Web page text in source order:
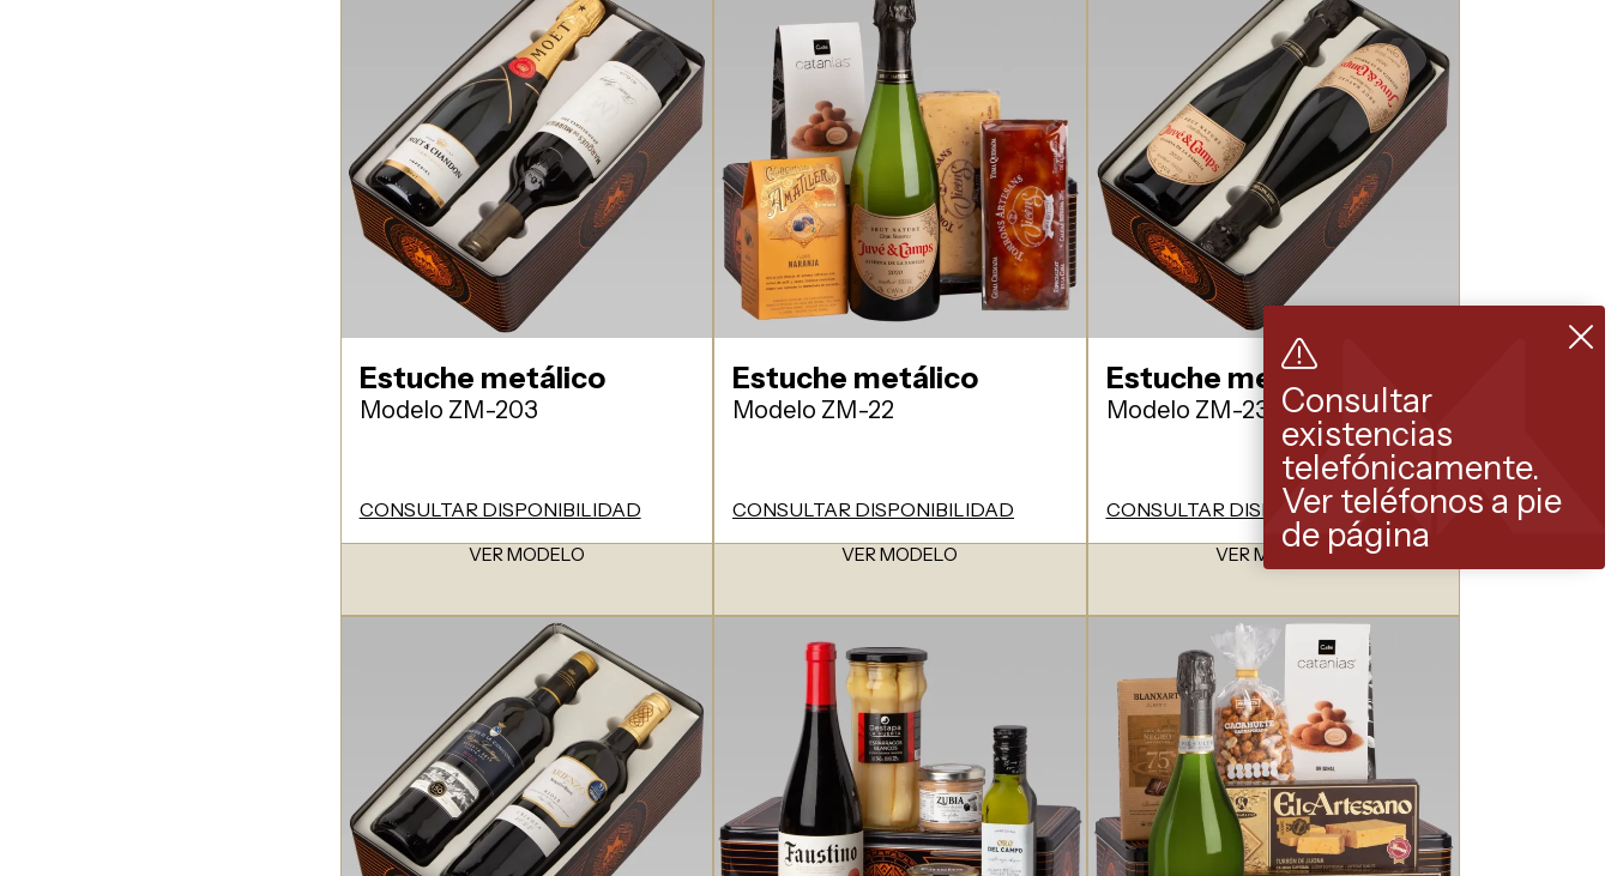
Estuche metálico
Modelo ZM-203
CONSULTAR DISPONIBILIDAD
VER MODELO
Estuche metálico
Modelo ZM-22
CONSULTAR DISPONIBILIDAD
VER MODELO
Estuche metálico
Modelo ZM-23
CONSULTAR DISPONIBILIDAD
VER MODELO
Consultar
existencias
telefónicamente.
Ver teléfonos a pie
de página